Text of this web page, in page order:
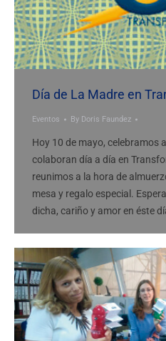
Día de La Madre en
Eventos By Doris Faundez
Hoy 10 de mayo, celebramos
colaboran día a día en
reunimos a la hora de
mesa y regalo especial.
dicha, cariño y amor en éste